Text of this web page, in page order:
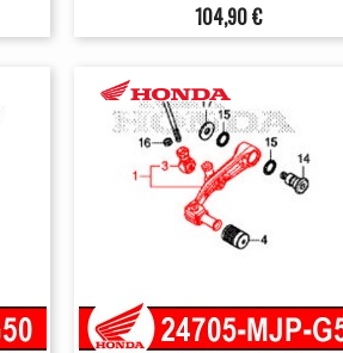
Prix
104,90 €